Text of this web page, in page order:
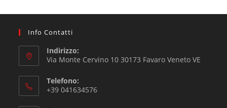
Info Contatti
Indirizzo:
Via Monte Cervino 10 30173 Favaro Veneto VE
Telefono:
+39 041634576